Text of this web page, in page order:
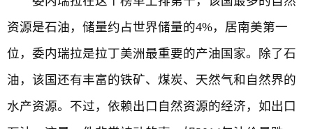
资源是石油，储量约占世界储量的4%，居南美第一
位，委内瑞拉是拉丁美洲最重要的产油国家。除了石
油，该国还有丰富的铁矿、煤炭、天然气和自然界的
水产资源。不过，依赖出口自然资源的经济，如出口